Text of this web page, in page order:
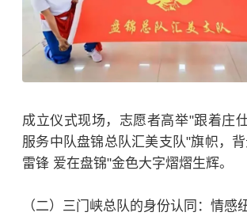
成立仪式现场，志愿者高举"跟着庄
服务中队盘锦总队汇美支队"旗帜，
雷锋 爱在盘锦"金色大字熠熠生辉。
（二）三门峡总队的身份认同：情感